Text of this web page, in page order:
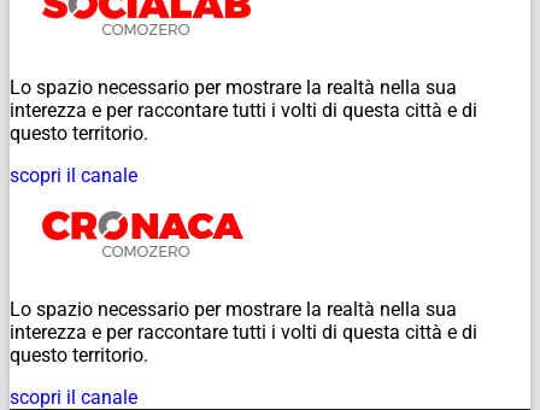
Lo spazio necessario per mostrare la realtà nella sua
interezza e per raccontare tutti i volti di questa città e di
questo territorio.
scopri il canale
Lo spazio necessario per mostrare la realtà nella sua
interezza e per raccontare tutti i volti di questa città e di
questo territorio.
scopri il canale